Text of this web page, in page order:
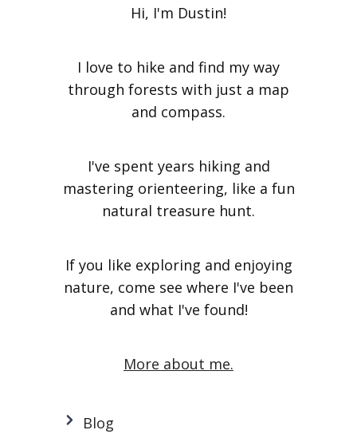
Hi, I'm Dustin!
I love to hike and find my way
through forests with just a map
and compass.
I've spent years hiking and
mastering orienteering, like a fun
natural treasure hunt.
If you like exploring and enjoying
nature, come see where I've been
and what I've found!
More about me.
Blog